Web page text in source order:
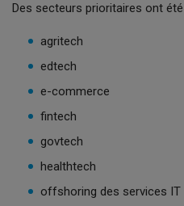
Des secteurs prioritaires ont
agritech
edtech
e-commerce
fintech
govtech
healthtech
offshoring des services IT